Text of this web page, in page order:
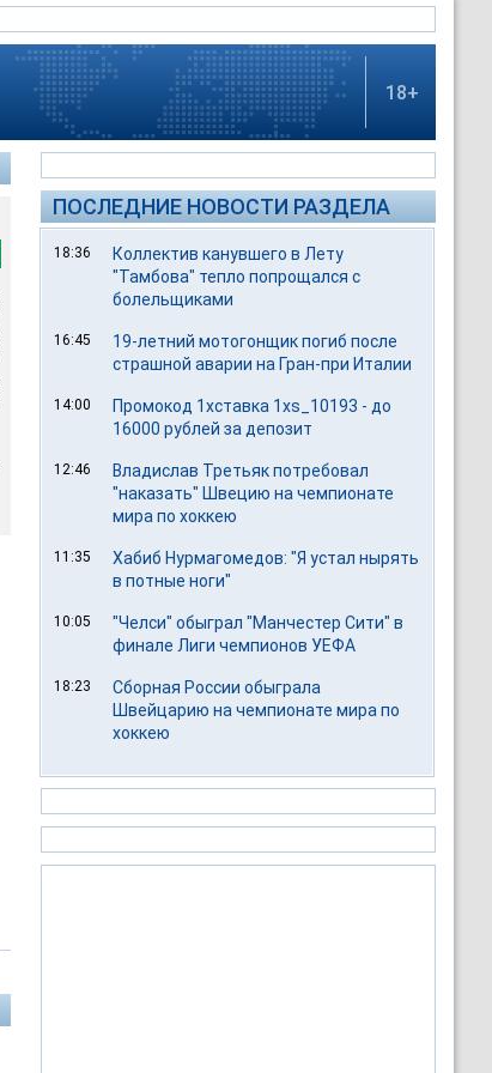
18+
ПОСЛЕДНИЕ НОВОСТИ РАЗДЕЛА
18:36
Коллектив канувшего в Лету
"Тамбова" тепло попрощался с
болельщиками
16:45
19-летний мотогонщик погиб после
страшной аварии на Гран-при Италии
14:00
Промокод 1хставка 1xs_10193 - до
16000 рублей за депозит
12:46
Владислав Третьяк потребовал
"наказать" Швецию на чемпионате
мира по хоккею
11:35
Хабиб Нурмагомедов: "Я устал нырять
в потные ноги"
10:05
"Челси" обыграл "Манчестер Сити" в
финале Лиги чемпионов УЕФА
18:23
Сборная России обыграла
Швейцарию на чемпионате мира по
хоккею